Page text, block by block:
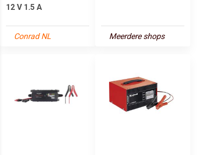
12 V 1.5 A
Conrad NL Meerdere shops